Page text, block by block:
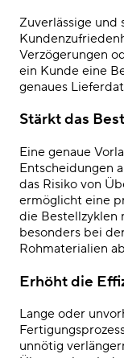
Zuverlässige und
Verzögerungen
ein Kunde eine
genaues
Stärkt das
Eine genaue
Entscheidungen
das Risiko von
ermöglicht eine
die Bestellzyklen
besonders bei
Rohmaterialien
Erhöht die
Lange oder
unnötig